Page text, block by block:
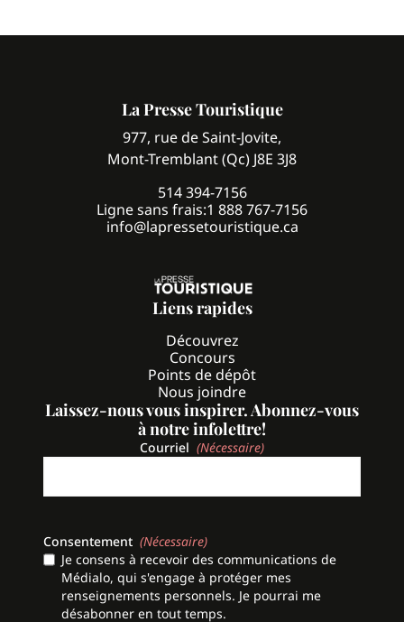
La Presse Touristique
977, rue de Saint-Jovite,
Mont-Tremblant (Qc) J8E 3J8
514 394-7156
Ligne sans frais:1 888 767-7156
info@lapressetouristique.ca
Liens rapides
Découvrez
Concours
Points de dépôt
Nous joindre
Laissez-nous vous inspirer. Abonnez-vous
à notre infolettre!
Courriel (Nécessaire)
Consentement (Nécessaire)
Je consens à recevoir des communications de
Médialo, qui s'engage à protéger mes
renseignements personnels. Je pourrai me
désabonner en tout temps.